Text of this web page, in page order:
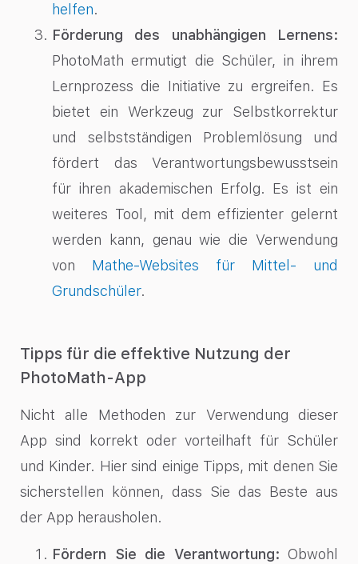
helfen.
Förderung des unabhängigen Lernens:
PhotoMath ermutigt die Schüler, in ihrem
Lernprozess die Initiative zu ergreifen. Es
bietet ein Werkzeug zur Selbstkorrektur
und selbstständigen Problemlösung und
fördert das Verantwortungsbewusstsein
für ihren akademischen Erfolg. Es ist ein
weiteres Tool, mit dem effizienter gelernt
werden kann, genau wie die Verwendung
von Mathe-Websites für Mittel- und
Grundschüler.
Tipps für die effektive Nutzung der
PhotoMath-App
Nicht alle Methoden zur Verwendung dieser
App sind korrekt oder vorteilhaft für Schüler
und Kinder. Hier sind einige Tipps, mit denen Sie
sicherstellen können, dass Sie das Beste aus
der App herausholen.
Fördern Sie die Verantwortung: Obwohl